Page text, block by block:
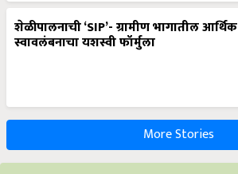
शेळीपालनाची ‘SIP’- ग्रामीण भागातील आर्थिक
स्वावलंबनाचा यशस्वी फॉर्मुला
More Stories